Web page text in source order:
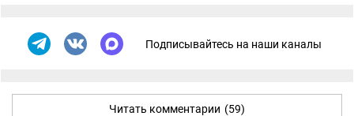
Подписывайтесь на наши каналы
Читать комментарии (59)